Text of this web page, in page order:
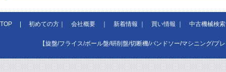
TOP|初めての方｜会社概要｜新着情報｜買い情報｜中古機械検索
【旋盤/フライス/ボール盤/研削盤/切断機/バンドソー/マシニング/プ